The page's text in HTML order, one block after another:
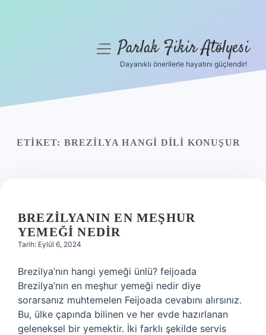
Yasal Uyarı
menüyüParlak Fikir Atölyesi
Dayanıklı önerilerle hayatını güçlendir!
ETIKET: BREZILYA HANGI DILI KONUŞUR
BREZILYANIN EN MEŞHUR
YEMEĞI NEDIR
Tarih: Eylül 6, 2024
Brezilya’nın hangi yemeği ünlü? feijoada
Brezilya’nın en meşhur yemeği nedir diye
sorarsanız muhtemelen Feijoada cevabını alırsınız.
Bu, ülke çapında bilinen ve her evde hazırlanan
geleneksel bir yemektir. İki farklı şekilde servis